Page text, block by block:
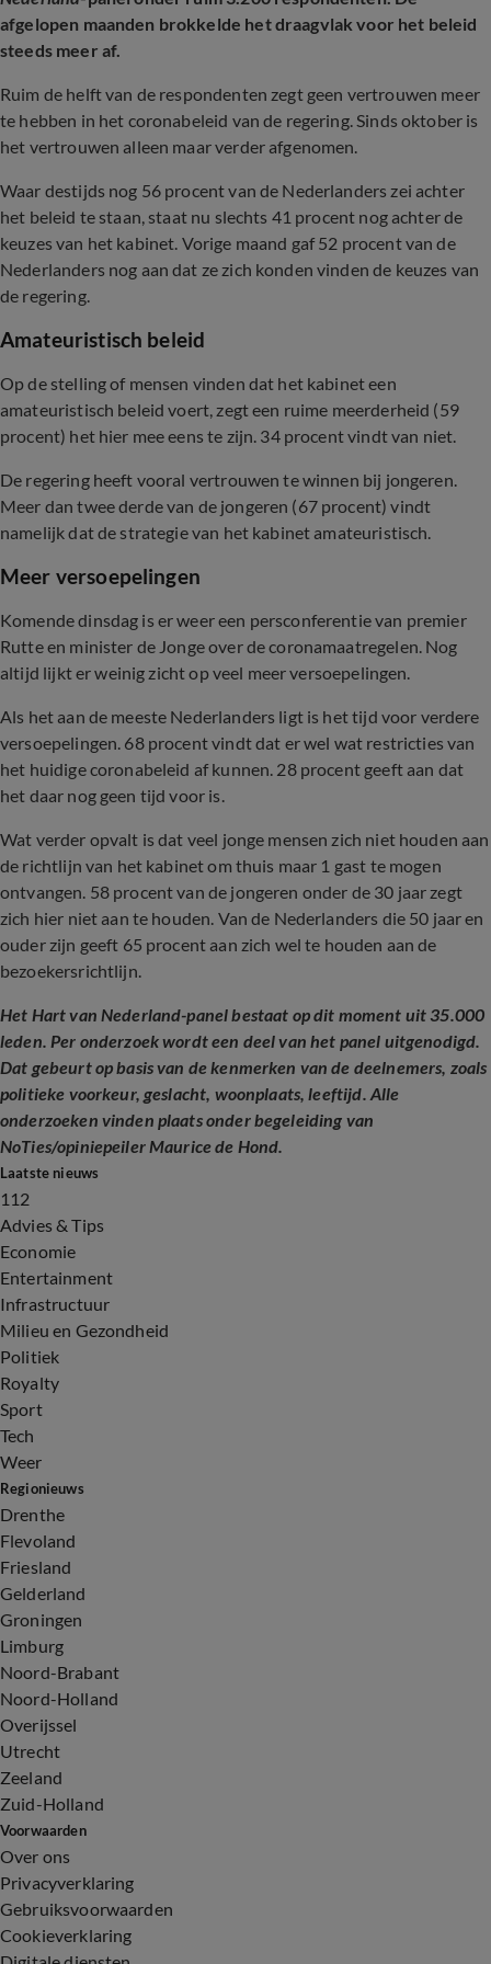
afgelopen maanden brokkelde het draagvlak voor het beleid
steeds meer af.
Ruim de helft van de respondenten zegt geen vertrouwen meer
te hebben in het coronabeleid van de regering. Sinds oktober is
het vertrouwen alleen maar verder afgenomen.
Waar destijds nog 56 procent van de Nederlanders zei achter
het beleid te staan, staat nu slechts 41 procent nog achter de
keuzes van het kabinet. Vorige maand gaf 52 procent van de
Nederlanders nog aan dat ze zich konden vinden de keuzes van
de regering.
Amateuristisch beleid
Op de stelling of mensen vinden dat het kabinet een
amateuristisch beleid voert, zegt een ruime meerderheid (59
procent) het hier mee eens te zijn. 34 procent vindt van niet.
De regering heeft vooral vertrouwen te winnen bij jongeren.
Meer dan twee derde van de jongeren (67 procent) vindt
namelijk dat de strategie van het kabinet amateuristisch.
Meer versoepelingen
Komende dinsdag is er weer een persconferentie van premier
Rutte en minister de Jonge over de coronamaatregelen. Nog
altijd lijkt er weinig zicht op veel meer versoepelingen.
Als het aan de meeste Nederlanders ligt is het tijd voor verdere
versoepelingen. 68 procent vindt dat er wel wat restricties van
het huidige coronabeleid af kunnen. 28 procent geeft aan dat
het daar nog geen tijd voor is.
Wat verder opvalt is dat veel jonge mensen zich niet houden aan
de richtlijn van het kabinet om thuis maar 1 gast te mogen
ontvangen. 58 procent van de jongeren onder de 30 jaar zegt
zich hier niet aan te houden. Van de Nederlanders die 50 jaar en
ouder zijn geeft 65 procent aan zich wel te houden aan de
bezoekersrichtlijn.
Het Hart van Nederland-panel bestaat op dit moment uit 35.000
leden. Per onderzoek wordt een deel van het panel uitgenodigd.
Dat gebeurt op basis van de kenmerken van de deelnemers, zoals
politieke voorkeur, geslacht, woonplaats, leeftijd. Alle
onderzoeken vinden plaats onder begeleiding van
NoTies/opiniepeiler Maurice de Hond.
Laatste nieuws
112
Advies & Tips
Economie
Entertainment
Infrastructuur
Milieu en Gezondheid
Politiek
Royalty
Sport
Tech
Weer
Regionieuws
Drenthe
Flevoland
Friesland
Gelderland
Groningen
Limburg
Noord-Brabant
Noord-Holland
Overijssel
Utrecht
Zeeland
Zuid-Holland
Voorwaarden
Over ons
Privacyverklaring
Gebruiksvoorwaarden
Cookieverklaring